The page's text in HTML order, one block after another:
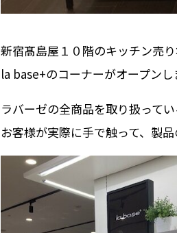
新宿髙島屋１０階のキッチン売
la base+のコーナーがオープンし
ラバーゼの全商品を取り扱ってい
お客様が実際に手で触って、製